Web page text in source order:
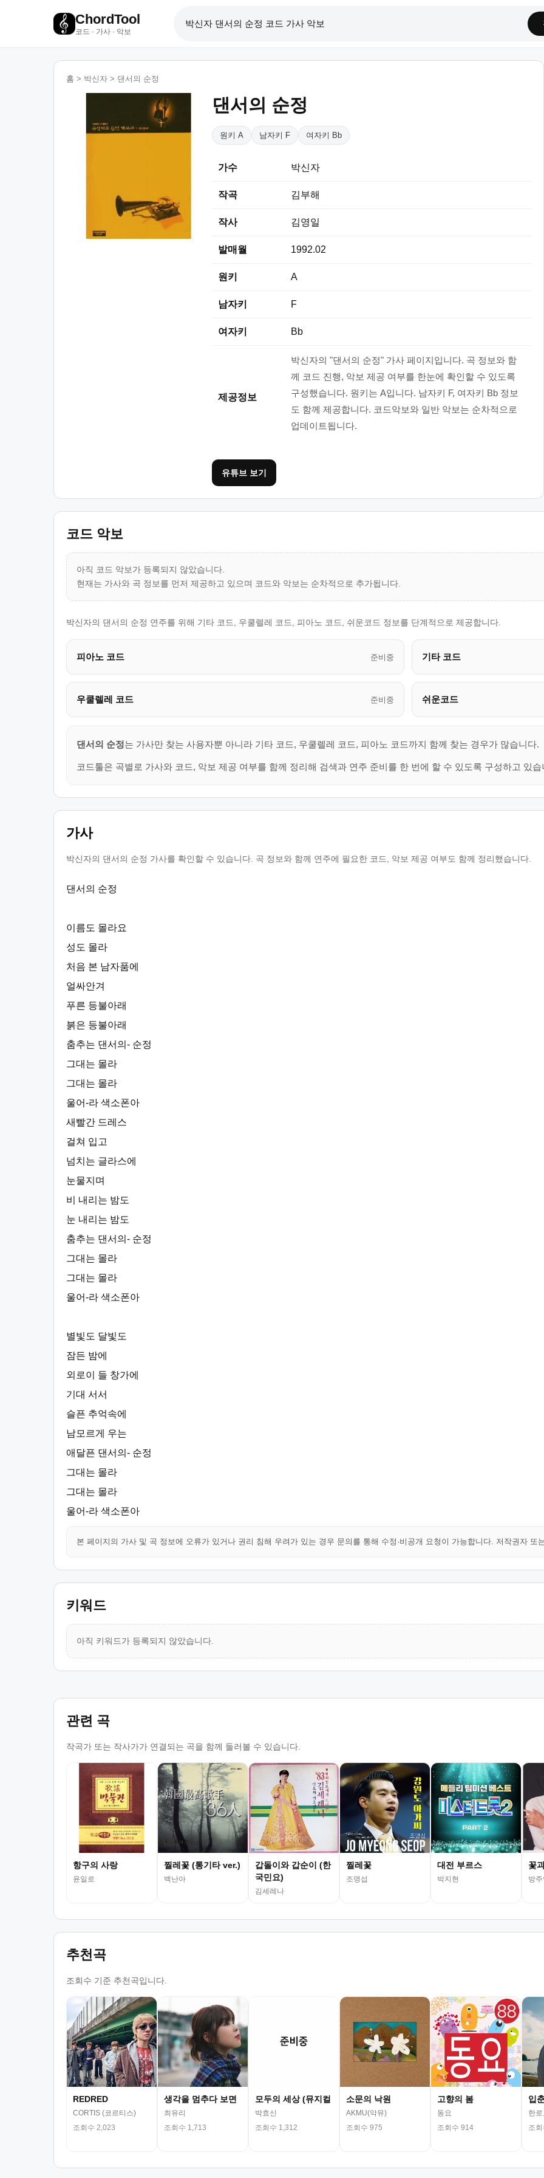
ChordTool
코드 · 가사 · 악보
홈 > 박신자 > 댄서의 순정
댄서의 순정
원키 A 남자키 F 여자키 Bb
가수 박신자
작곡 김부해
작사 김영일
발매월 1992.02
원키 A
남자키 F
여자키 Bb
제공정보
박신자의 "댄서의 순정" 가사 페이지입니다. 곡 정보와 함
께 코드 진행, 악보 제공 여부를 한눈에 확인할 수 있도록
구성했습니다. 원키는 A입니다. 남자키 F, 여자키 Bb 정보
도 함께 제공합니다. 코드악보와 일반 악보는 순차적으로
업데이트됩니다.
유튜브 보기
코드 악보
아직 코드 악보가 등록되지 않았습니다.
현재는 가사와 곡 정보를 먼저 제공하고 있으며 코드와 악보는 순차적으로 추가됩니다.
박신자의 댄서의 순정 연주를 위해 기타 코드, 우쿨렐레 코드, 피아노 코드, 쉬운코드 정보를 단계적으로 제공합니다.
피아노 코드 준비중 기타 코드
우쿨렐레 코드 준비중 쉬운코드
댄서의 순정는 가사만 찾는 사용자뿐 아니라 기타 코드, 우쿨렐레 코드, 피아노 코드까지 함께 찾는 경우가 많습니다.
코드툴은 곡별로 가사와 코드, 악보 제공 여부를 함께 정리해 검색과 연주 준비를 한 번에 할 수 있도록 구성하고 있습
가사
박신자의 댄서의 순정 가사를 확인할 수 있습니다. 곡 정보와 함께 연주에 필요한 코드, 악보 제공 여부도 함께 정리했습니다.
댄서의 순정
이름도 몰라요
성도 몰라
처음 본 남자품에
얼싸안겨
푸른 등불아래
붉은 등불아래
춤추는 댄서의- 순정
그대는 몰라
그대는 몰라
울어-라 색소폰아
새빨간 드레스
걸쳐 입고
넘치는 글라스에
눈물지며
비 내리는 밤도
눈 내리는 밤도
춤추는 댄서의- 순정
그대는 몰라
그대는 몰라
울어-라 색소폰아
별빛도 달빛도
잠든 밤에
외로이 들 창가에
기대 서서
슬픈 추억속에
남모르게 우는
애달픈 댄서의- 순정
그대는 몰라
그대는 몰라
울어-라 색소폰아
본 페이지의 가사 및 곡 정보에 오류가 있거나 권리 침해 우려가 있는 경우 문의를 통해 수정·비공개 요청이 가능합니다. 저작권자
키워드
아직 키워드가 등록되지 않았습니다.
관련 곡
작곡가 또는 작사가가 연결되는 곡을 함께 둘러볼 수 있습니다.
항구의 사랑
윤일로
찔레꽃 (통기타 ver.)
백난아
갑돌이와 갑순이 (한
국민요)
김세레나
찔레꽃
조명섭
대전 부르스
박지현
꽃
방
추천곡
조회수 기준 추천곡입니다.
REDRED
CORTIS (코르티스)
조회수 2,023
생각을 멈추다 보면
최유리
조회수 1,713
모두의 세상 (뮤지컬
박효신
조회수 1,312
소문의 낙원
AKMU(악뮤)
조회수 975
고향의 봄
동요
조회수 914
입
한
조